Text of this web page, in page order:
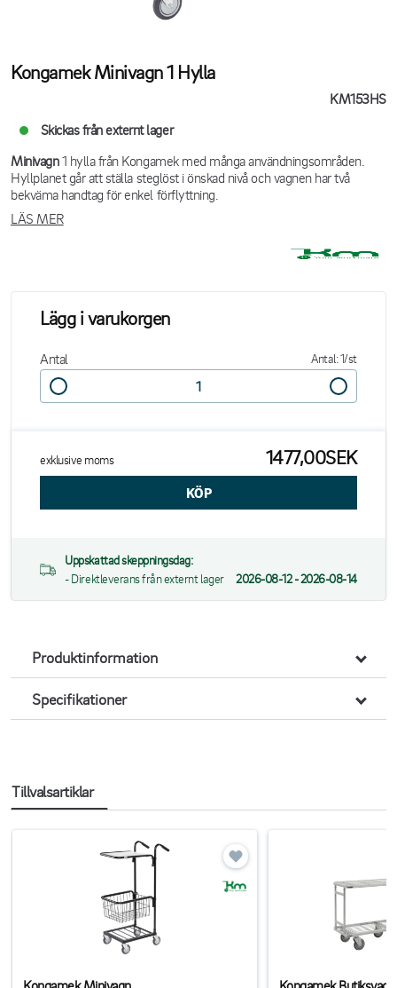
Kongamek Minivagn 1 Hylla
KM153HS
Skickas från externt lager
Minivagn1 hylla från Kongamek med många användningsområden.
Hyllplanet går att ställa steglöst i önskad nivå och vagnen har två
bekväma handtag för enkel förflyttning.
LÄS MER
Lägg i varukorgen
Antal Antal: 1/st
exklusive moms 1477,00SEK
Uppskattad skeppningsdag:
- Direktleverans från externt lager
2026-08-12 - 2026-08-14
Produktinformation
Specifikationer
Tillvalsartiklar